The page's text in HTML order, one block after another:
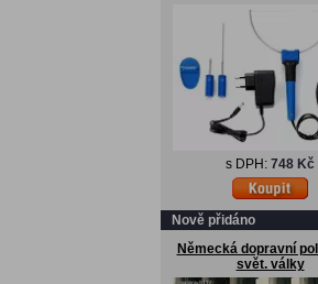
s DPH: 748 Kč
Nově přidáno
Německá dopravní
svět. války